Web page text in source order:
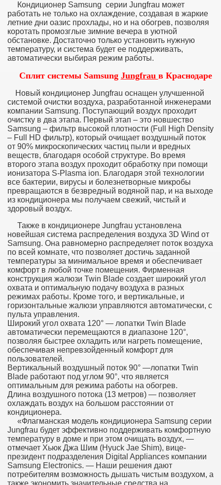
Кондиционер Samsung серии Jungfrau может
работать не только на охлаждение, создавая в жаркие
летние дни оазис прохлады, но и на обогрев, позволяя
коротать промозглые зимние вечера в уютной
обстановке. Достаточно только установить нужную
температуру, и система будет ее поддерживать,
автоматически выбирая режим работы.
Сплит системы Samsung Jungfrau в Краснодаре
Новый кондиционер Jungfrau оснащен улучшенной
системой очистки воздуха, разработанной инженерами
компании Samsung. Поступающий воздух проходит
очистку в два этапа. Первый этап – это новшество
Samsung – фильтр высокой плотности (Full High Density
– Full HD фильтр), который очищает воздушный поток
от 90% микроскопических частиц пыли и вредных
веществ, благодаря особой структуре. Во время
второго этапа воздух проходит обработку при помощи
ионизатора S-Plasma ion. Благодаря этой технологии
все бактерии, вирусы и болезнетворные микробы
превращаются в безвредный водяной пар, и на выходе
из кондиционера мы получаем свежий, чистый и
здоровый воздух.
Также в кондиционере Jungfrau установлена
новейшая система распределения воздуха 3D Wind от
Samsung. Она равномерно распределяет поток воздуха
по всей комнате, что позволяет достичь заданной
температуры за минимальное время и обеспечивает
комфорт в любой точке помещения. Фирменная
конструкция жалюзи Twin Blade создает широкий угол
охвата и оптимальную подачу воздуха в разных
режимах работы. Кроме того, и вертикальные, и
горизонтальные жалюзи управляются автоматически, с
пульта управления.
Широкий угол охвата 120° — лопатки Twin Blade
автоматически перемещаются в диапазоне 120°,
позволяя быстрее охладить или нагреть помещение,
обеспечивая непревзойденный комфорт для
пользователей.
Вертикальный воздушный поток 90° —лопатки Twin
Blade работают под углом 90°, что является
оптимальным для режима работы на обогрев.
Длина воздушного потока (13 метров) — позволяет
охлаждать воздух на большом расстоянии от
кондиционера.
«Флагманская модель кондиционера Samsung серии
Jungfrau будет эффективно поддерживать комфортную
температуру в доме и при этом очищать воздух, —
отмечает Хьюк Джа Шим (Hyuck Jae Shim), вице-
президент подразделения Digital Appliances компании
Samsung Electronics. — Наши решения дают
потребителям возможность дышать чистым воздухом, а
также экономить значительные средства на